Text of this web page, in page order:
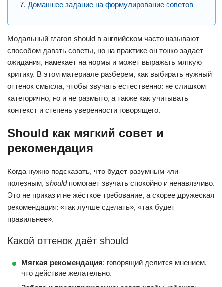
Домашнее задание на формулирование советов
Модальный глагол should в английском часто называют
способом давать советы, но на практике он тонко задает
ожидания, намекает на нормы и может выражать мягкую
критику. В этом материале разберем, как выбирать нужный
оттенок смысла, чтобы звучать естественно: не слишком
категорично, но и не размыто, а также как учитывать
контекст и степень уверенности говорящего.
Should как мягкий совет и
рекомендация
Когда нужно подсказать, что будет разумным или
полезным, shouldпомогает звучать спокойно и ненавязчиво.
Это не приказ и не жёсткое требование, а скорее дружеская
рекомендация: «так лучше сделать», «так будет
правильнее».
Какой оттенок даёт should
Мягкая рекомендация: говорящий делится мнением,
что действие желательно.